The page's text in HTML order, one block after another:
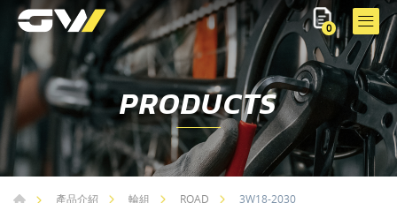
0
PRODUCTS
產品介紹 輪組 ROAD 3W18-2030